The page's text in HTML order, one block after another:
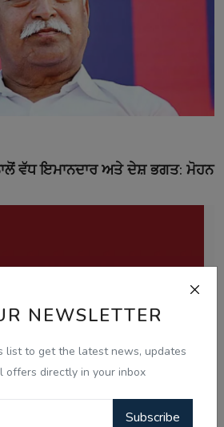
NEWSLETTER
list to get the latest news, updates
offers directly in your inbox
Subscribe
ਵੱਧ ਇਮਾਨਦਾਰ ਅਤੇ ਦੇਸ਼ ਭਗਤ: ਮੋਹਨ